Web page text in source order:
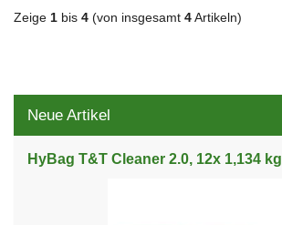
Zeige 1 bis 4 (von insgesamt 4 Artikeln)
Neue Artikel
HyBag T&T Cleaner 2.0, 12x 1,134 kg